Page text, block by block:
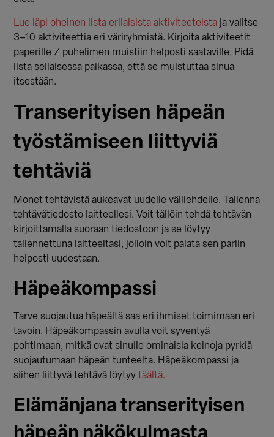
Lue läpi oheinen lista erilaisista aktiviteeteista ja valitse
3–10 aktiviteettia eri väriryhmistä. Kirjoita aktiviteetit
paperille / puhelimen muistiin helposti saataville. Pidä
lista sellaisessa paikassa, että se muistuttaa sinua
itsestään.
Transerityisen häpeän
työstämiseen liittyviä
tehtäviä
Monet tehtävistä aukeavat uudelle välilehdelle. Tallenna
tehtävätiedosto laitteellesi. Voit tällöin tehdä tehtävän
kirjoittamalla suoraan tiedostoon ja se löytyy
tallennettuna laitteeltasi, jolloin voit palata sen pariin
helposti uudestaan.
Häpeäkompassi
Tarve suojautua häpeältä saa eri ihmiset toimimaan eri
tavoin. Häpeäkompassin avulla voit syventyä
pohtimaan, mitkä ovat sinulle ominaisia keinoja pyrkiä
suojautumaan häpeän tunteelta. Häpeäkompassi ja
siihen liittyvä tehtävä löytyytäältä.
Elämänjana transerityisen
häpeän näkökulmasta